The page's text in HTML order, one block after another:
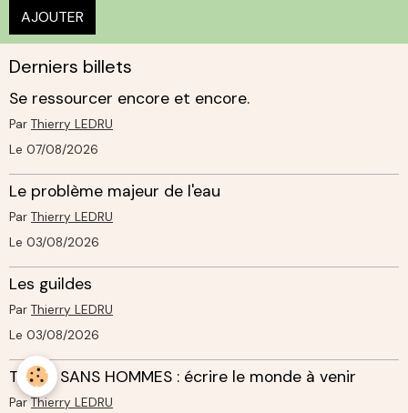
AJOUTER
Derniers billets
Se ressourcer encore et encore.
Par Thierry LEDRU
Le 07/08/2026
Le problème majeur de l'eau
Par Thierry LEDRU
Le 03/08/2026
Les guildes
Par Thierry LEDRU
Le 03/08/2026
TERRE SANS HOMMES : écrire le monde à venir
ParThierry LEDRU